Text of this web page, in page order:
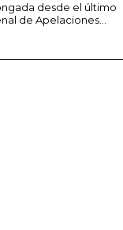
desde el último
de Apelaciones...